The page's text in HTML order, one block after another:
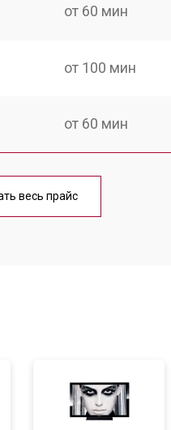
от 60 мин
от 100 мин
от 60 мин
от 90 мин
от 80 мин
весь прайс